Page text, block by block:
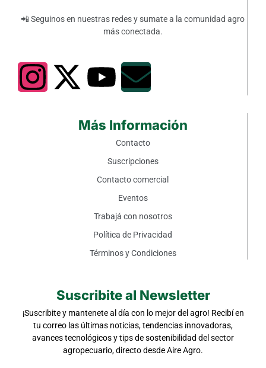
📲 Seguinos en nuestras redes y sumate a la comunidad agro
más conectada.
Más Información
Contacto
Suscripciones
Contacto comercial
Eventos
Trabajá con nosotros
Política de Privacidad
Términos y Condiciones
Suscribite al Newsletter
¡Suscribite y mantenete al día con lo mejor del agro! Recibí en
tu correo las últimas noticias, tendencias innovadoras,
avances tecnológicos y tips de sostenibilidad del sector
agropecuario, directo desde Aire Agro.